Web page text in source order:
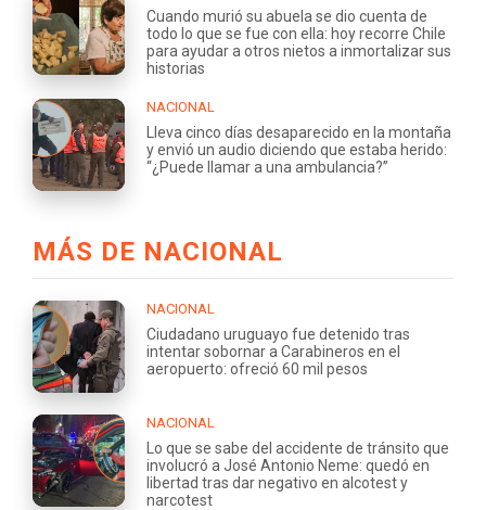
Cuando murió su abuela se dio cuenta de
todo lo que se fue con ella: hoy recorre Chile
para ayudar a otros nietos a inmortalizar sus
historias
NACIONAL
Lleva cinco días desaparecido en la montaña
y envió un audio diciendo que estaba herido:
“¿Puede llamar a una ambulancia?”
MÁS DE NACIONAL
NACIONAL
Ciudadano uruguayo fue detenido tras
intentar sobornar a Carabineros en el
aeropuerto: ofreció 60 mil pesos
NACIONAL
Lo que se sabe del accidente de tránsito que
involucró a José Antonio Neme: quedó en
libertad tras dar negativo en alcotest y
narcotest